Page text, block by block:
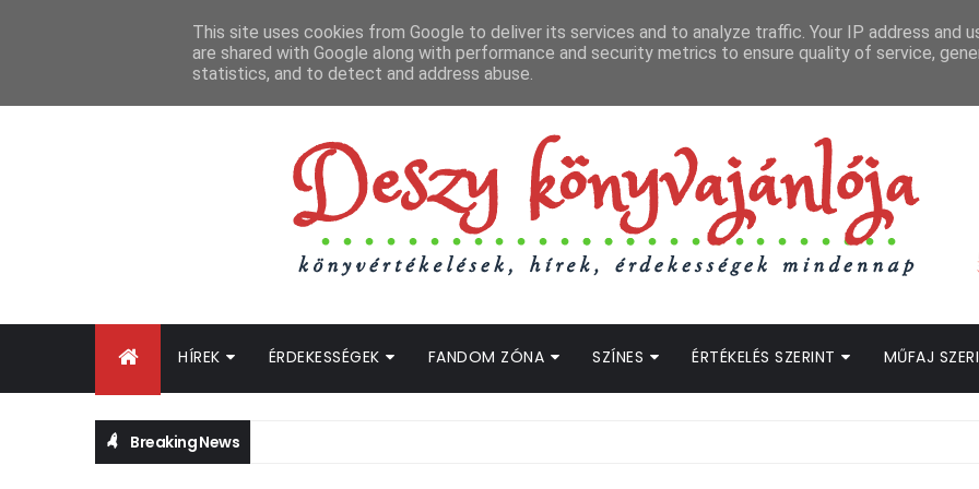
HÍREK ÉRDEKESSÉGEK FANDOM ZÓNA SZÍNES ÉRTÉKELÉS SZERINT MŰFAJ
Breaking News
This site uses cookies from Google to deliver its services and to analyze traffic. Your IP address and
are shared with Google along with performance and security metrics to ensure quality of service,
statistics, and to detect and address abuse.